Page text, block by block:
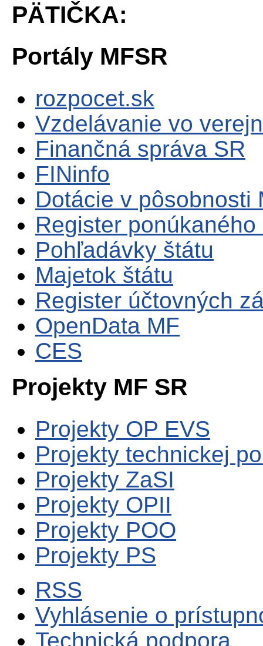
PÄTIČKA:
Portály MFSR
rozpocet.sk
Vzdelávanie vo
Finančná správa SR
FINinfo
Dotácie v pôsobnosti
Register
Pohľadávky štátu
Majetok štátu
Register účtovných
OpenData MF
CES
Projekty MF SR
Projekty OP EVS
Projekty technickej
Projekty ZaSI
Projekty OPII
Projekty POO
Projekty PS
RSS
Vyhlásenie o
Technická podpora